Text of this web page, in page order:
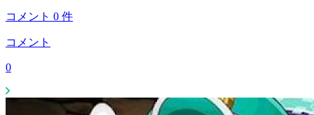
コメント 0 件
コメント
0